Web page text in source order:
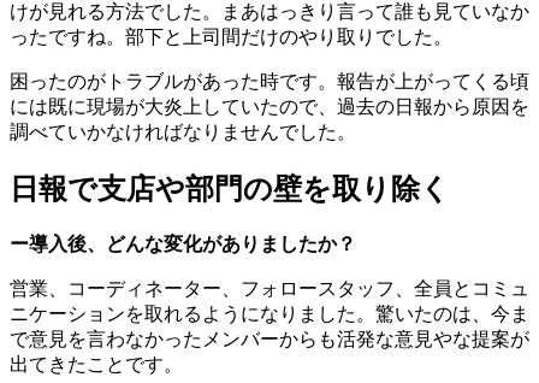
けが見れる方法でした。まあはっきり言って誰も見ていなか
ったですね。部下と上司間だけのやり取りでした。
困ったのがトラブルがあった時です。報告が上がってくる頃
には既に現場が大炎上していたので、過去の日報から原因を
調べていかなければなりませんでした。
日報で支店や部門の壁を取り除く
ー導入後、どんな変化がありましたか？
営業、コーディネーター、フォロースタッフ、全員とコミュ
ニケーションを取れるようになりました。驚いたのは、今ま
で意見を言わなかったメンバーからも活発な意見やな提案が
出てきたことです。